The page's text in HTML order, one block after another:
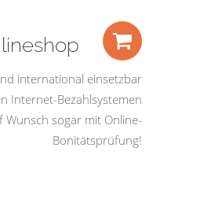
international einsetzbar
Internet-Bezahlsystemen
sogar mit Online-
Bonitätsprüfung!